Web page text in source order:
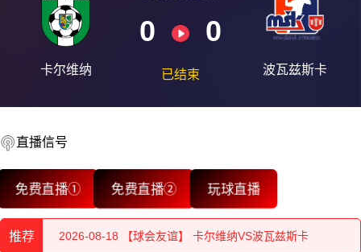
卡尔维纳
0 0
已结束 波瓦兹斯卡
直播信号
免费直播① 免费直播② 玩球直播
推荐
2026-08-18 【球会友谊】 卡尔维纳VS波瓦兹斯卡